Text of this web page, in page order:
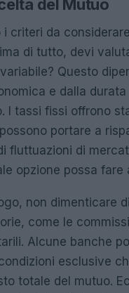
del Mutuo
i criteri da
di tutto, devi
Questo
e dalla durata
I tassi fissi offrono
portare a
fluttuazioni di
opzione possa fare
non dimenticare
come le
Alcune banche
esclusive
totale del mutuo.